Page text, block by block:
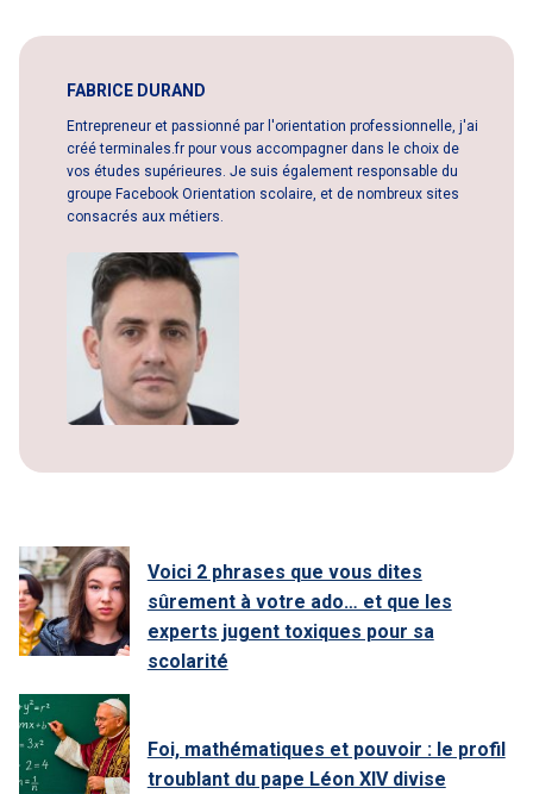
FABRICE DURAND
Entrepreneur et passionné par l'orientation professionnelle, j'ai
créé terminales.fr pour vous accompagner dans le choix de
vos études supérieures. Je suis également responsable du
groupe Facebook Orientation scolaire, et de nombreux sites
consacrés aux métiers.
Voici 2 phrases que vous dites
sûrement à votre ado… et que les
experts jugent toxiques pour sa
scolarité
Foi, mathématiques et pouvoir : le profil
troublant du pape Léon XIV divise